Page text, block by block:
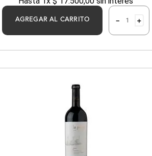
AGREGAR AL CARRITO ＋
－